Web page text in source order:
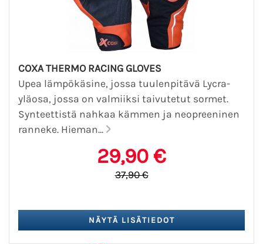
COXA THERMO RACING GLOVES
Upea lämpökäsine, jossa tuulenpitävä Lycra-
yläosa, jossa on valmiiksi taivutetut sormet.
Synteettistä nahkaa kämmen ja neopreeninen
ranneke. Hieman...
29,90 €
37,90 €